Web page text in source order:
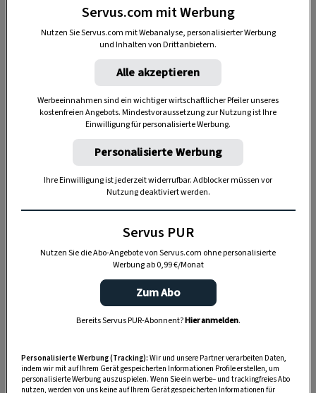
2. Die richtige Wassertemperatur
Das Fleisch kommt nun in einen Topf mit
Kilo Fleischnimmt man
. Durch das kalte Wasser wird die Suppe
intensiver und die Blutsäfte des Fleisches werden
besser ausgezogen.
Nutzen Sie WhatsApp auf Ihrem Handy und lieben es, auf
Servus.com mit Werbung
Nutzen Sie Servus.com mit Webanalyse, personalisierter Werbung
und Inhalten von Drittanbietern.
Alle akzeptieren
Werbeeinnahmen sind ein wichtiger wirtschaftlicher Pfeiler unseres
kostenfreien Angebots. Mindestvoraussetzung zur Nutzung ist Ihre
Einwilligung für personalisierte Werbung.
Personalisierte Werbung
Ihre Einwilligung ist jederzeit widerrufbar. Adblocker müssen vor
Nutzung deaktiviert werden.
Servus PUR
Nutzen Sie die Abo-Angebote von Servus.com ohne personalisierte
Werbung ab 0,99 €/Monat
Zum Abo
Bereits Servus PUR-Abonnent?Hier anmelden.
Personalisierte Werbung (Tracking): Wir und unsere Partner verarbeiten Daten,
indem wir mit auf Ihrem Gerät gespeicherten Informationen Profile erstellen, um
personalisierte Werbung auszuspielen. Wenn Sie ein werbe– und trackingfreies Abo
nutzen, werden von uns keine auf Ihrem Gerät gespeicherten Informationen für